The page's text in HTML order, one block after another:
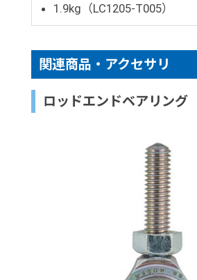
1.9kg（LC1205-T005）
関連商品・アクセサリ
ロッドエンドベアリング